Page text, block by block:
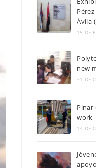
Ávila
15 DE
new
31 DE
Pinar
work
14 DE